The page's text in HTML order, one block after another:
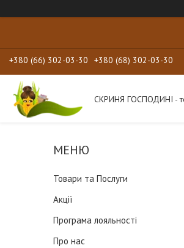
+380 (66) 302-03-30 +380 (68) 302-03-30
СКРИНЯ ГОСПОДИНІ -
Товари та Послуги
Акції
Програма лояльності
Про нас